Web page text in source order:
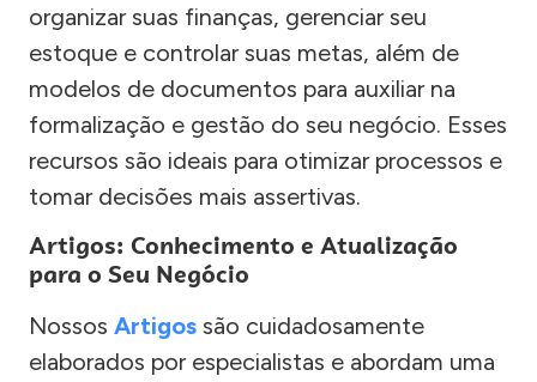
organizar suas finanças, gerenciar seu
estoque e controlar suas metas, além de
modelos de documentos para auxiliar na
formalização e gestão do seu negócio. Esses
recursos são ideais para otimizar processos e
tomar decisões mais assertivas.
Artigos: Conhecimento e Atualização
para o Seu Negócio
Nossos Artigos são cuidadosamente
elaborados por especialistas e abordam uma